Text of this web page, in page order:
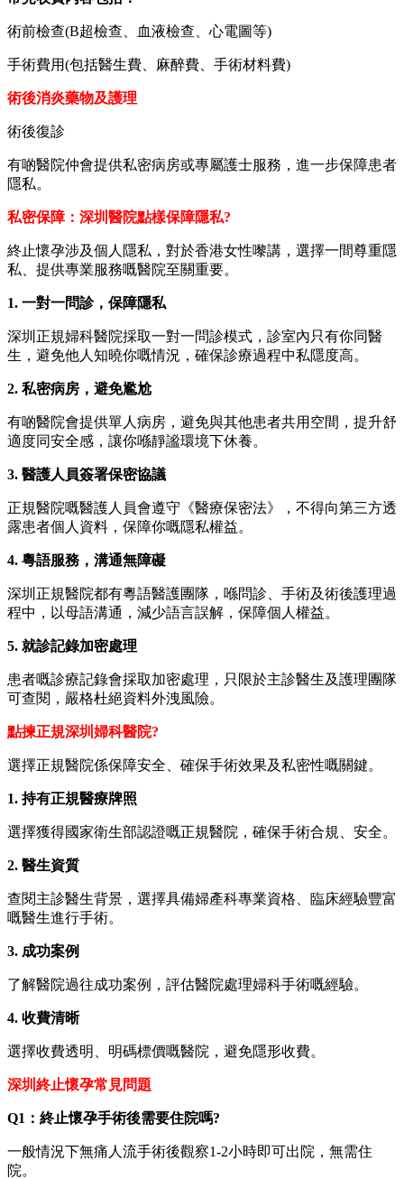
術前檢查(B超檢查、血液檢查、心電圖等)
手術費用(包括醫生費、麻醉費、手術材料費)
術後消炎藥物及護理
術後復診
有啲醫院仲會提供私密病房或專屬護士服務，進一步保障患者
隱私。
私密保障：深圳醫院點樣保障隱私?
終止懷孕涉及個人隱私，對於香港女性嚟講，選擇一間尊重隱
私、提供專業服務嘅醫院至關重要。
1. 一對一問診，保障隱私
深圳正規婦科醫院採取一對一問診模式，診室內只有你同醫
生，避免他人知曉你嘅情況，確保診療過程中私隱度高。
2. 私密病房，避免尷尬
有啲醫院會提供單人病房，避免與其他患者共用空間，提升舒
適度同安全感，讓你喺靜謐環境下休養。
3. 醫護人員簽署保密協議
正規醫院嘅醫護人員會遵守《醫療保密法》，不得向第三方透
露患者個人資料，保障你嘅隱私權益。
4. 粵語服務，溝通無障礙
深圳正規醫院都有粵語醫護團隊，喺問診、手術及術後護理過
程中，以母語溝通，減少語言誤解，保障個人權益。
5. 就診記錄加密處理
患者嘅診療記錄會採取加密處理，只限於主診醫生及護理團隊
可查閱，嚴格杜絕資料外洩風險。
點揀正規深圳婦科醫院?
選擇正規醫院係保障安全、確保手術效果及私密性嘅關鍵。
1. 持有正規醫療牌照
選擇獲得國家衛生部認證嘅正規醫院，確保手術合規、安全。
2. 醫生資質
查閱主診醫生背景，選擇具備婦產科專業資格、臨床經驗豐富
嘅醫生進行手術。
3. 成功案例
了解醫院過往成功案例，評估醫院處理婦科手術嘅經驗。
4. 收費清晰
選擇收費透明、明碼標價嘅醫院，避免隱形收費。
深圳終止懷孕常見問題
Q1：終止懷孕手術後需要住院嗎?
一般情況下無痛人流手術後觀察1-2小時即可出院，無需住
院。